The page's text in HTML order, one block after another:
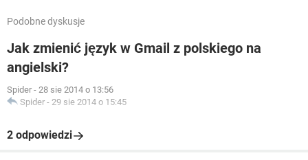
Podobne dyskusje
Jak zmienić język w Gmail z polskiego na
angielski?
Spider - 28 sie 2014 o 13:56
Spider - 29 sie 2014 o 15:45
2 odpowiedzi